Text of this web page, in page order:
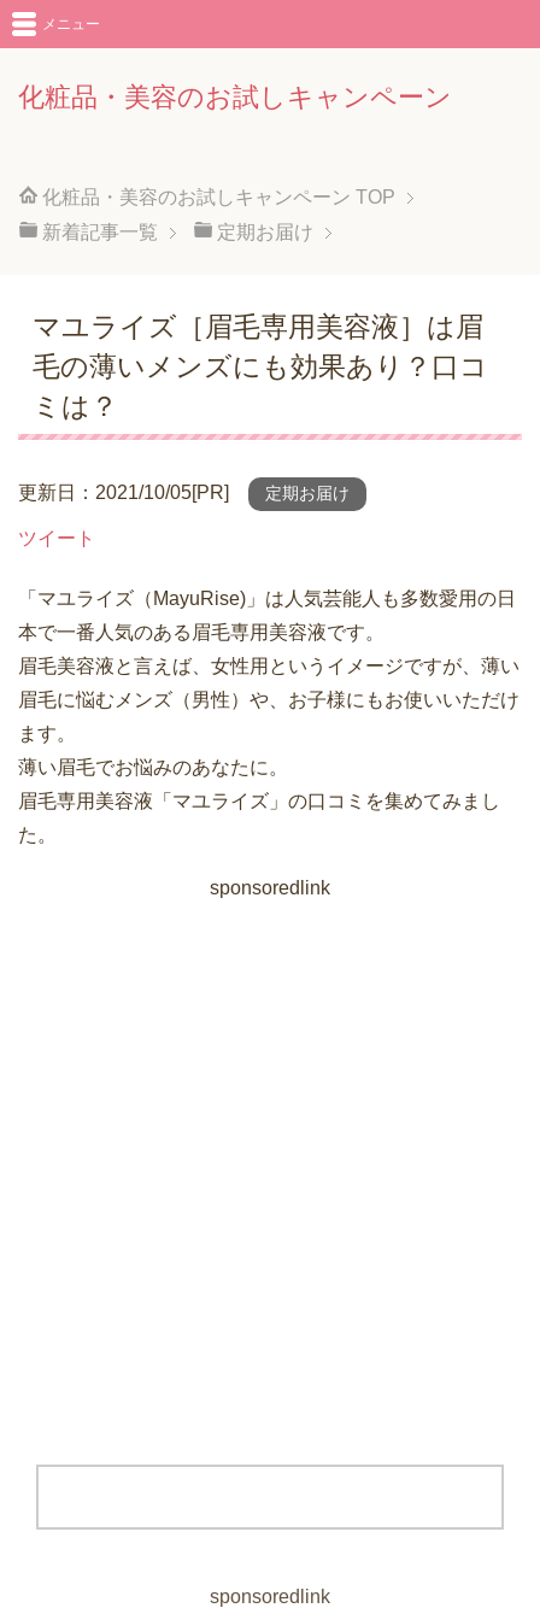
化粧品・美容のお試しキャンペーン
メニュー
化粧品・美容のお試しキャンペーン TOP
新着記事一覧
定期お届け
マユライズ［眉毛専用美容液］は眉
毛の薄いメンズにも効果あり？口コ
ミは？
更新日：2021/10/05[PR] 定期お届け
ツイート
「マユライズ（MayuRise)」は人気芸能人も多数愛用の日
本で一番人気のある眉毛専用美容液です。
眉毛美容液と言えば、女性用というイメージですが、薄い
眉毛に悩むメンズ（男性）や、お子様にもお使いいただけ
ます。
薄い眉毛でお悩みのあなたに。
眉毛専用美容液「マユライズ」の口コミを集めてみまし
た。
sponsoredlink
sponsoredlink